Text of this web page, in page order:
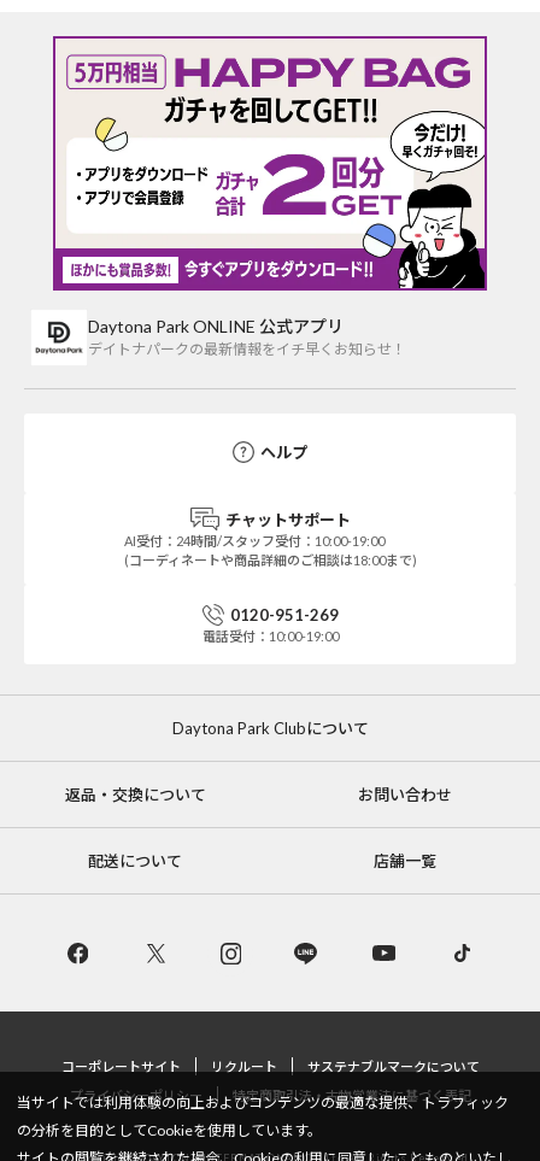
Daytona Park ONLINE 公式アプリ
デイトナパークの最新情報をイチ早くお知らせ！
ヘルプ
チャットサポート
AI受付：24時間/スタッフ受付：10:00-19:00
(コーディネートや商品詳細のご相談は18:00まで)
0120-951-269
電話受付：10:00-19:00
Daytona Park Clubについて
返品・交換について お問い合わせ
配送について 店舗一覧
コーポレートサイト リクルート
サステナブルマークについて
プライバシーポリシー
特定商取引法・古物営業法に基づく表記
当サイトでは利用体験の向上およびコンテンツの最適な提供、トラフィック
の分析を目的としてCookieを使用しています。